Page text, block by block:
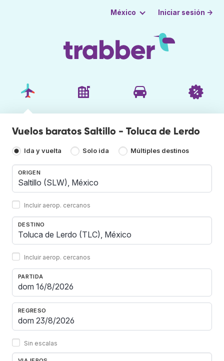
México Iniciar sesión →
Vuelos baratos Saltillo - Toluca de Lerdo
Ida y vuelta Solo ida Múltiples destinos
ORIGEN
Incluir aerop. cercanos
DESTINO
Incluir aerop. cercanos
PARTIDA
REGRESO
Sin escalas